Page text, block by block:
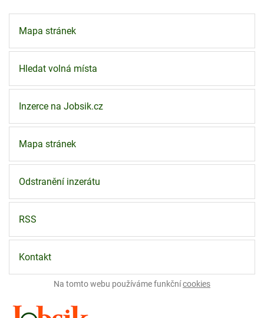
Mapa stránek
Hledat volná místa
Inzerce na Jobsik.cz
Mapa stránek
Odstranění inzerátu
RSS
Kontakt
Na tomto webu používáme funkčnícookies